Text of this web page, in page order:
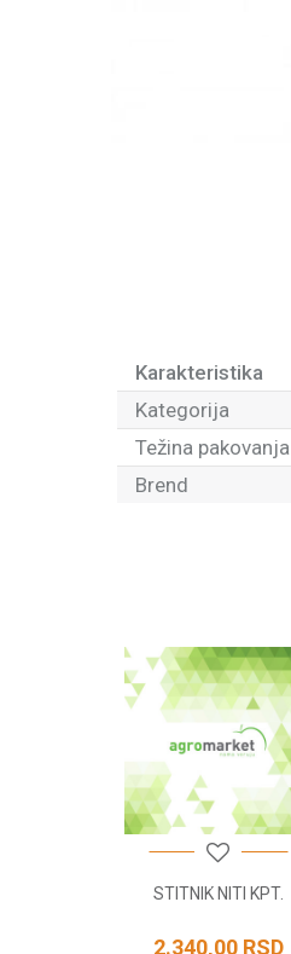
Karakteristika
Kategorija
Težina pakovanja
Brend
Poruka
POŠALJI
STITNIK NITI KPT.
2.340,00 RSD